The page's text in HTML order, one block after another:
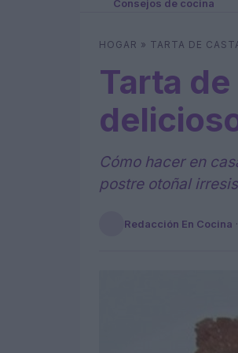
Consejos de cocina
HOGAR » TARTA DE
Tarta
Cómo hacer en
postre otoñal
Redacción En Cocina ·